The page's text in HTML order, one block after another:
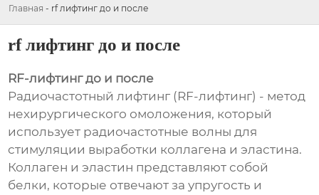
Главная - rf лифтинг до и после
rf лифтинг до и после
RF-лифтинг до и после
Радиочастотный лифтинг (RF-лифтинг) - метод
нехирургического омоложения, который
использует радиочастотные волны для
стимуляции выработки коллагена и эластина.
Коллаген и эластин представляют собой
белки, которые отвечают за упругость и